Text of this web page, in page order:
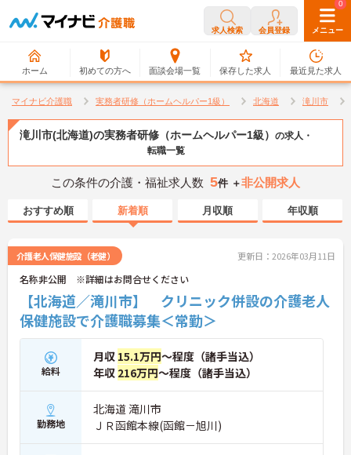
求人検索 会員登録 メニュー
ホーム 初めての方へ 面談会場一覧
0
保存した求人
0
最近見た求人
マイナビ介護職 実務者研修（ホームヘルパー1級） 北海道 滝川市
滝川市(北海道)の実務者研修（ホームヘルパー1級） の求人・
転職一覧
この条件の介護・福祉求人数 5件 ＋非公開求人
おすすめ順 新着順 月収順 年収順
介護老人保健施設（老健） 更新日：2026年03月11日
名称非公開 ※詳細はお問合せください
【北海道／滝川市】 クリニック併設の介護老人
保健施設で介護職募集＜常勤＞
給料
月収 15.1万円～程度（諸手当込）
年収 216万円～程度（諸手当込）
勤務地
北海道 滝川市
ＪＲ函館本線(函館－旭川)